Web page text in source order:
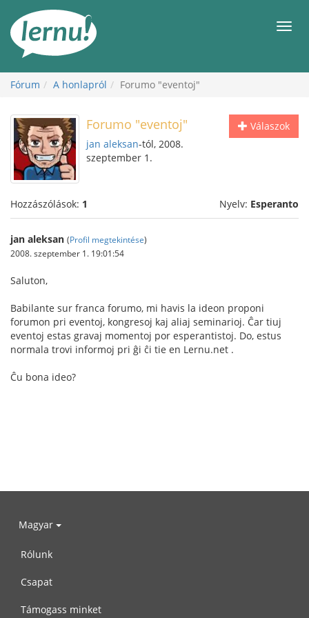
Fórum A honlapról Forumo "eventoj"
Válaszok
Forumo "eventoj"
jan aleksan-tól, 2008.
szeptember 1.
Hozzászólások: 1 Nyelv: Esperanto
jan aleksan (Profil megtekintése)
2008. szeptember 1. 19:01:54
Saluton,
Babilante sur franca forumo, mi havis la ideon proponi
forumon pri eventoj, kongresoj kaj aliaj seminarioj. Ĉar tiuj
eventoj estas gravaj momentoj por esperantistoj. Do, estus
normala trovi informoj pri ĝi ĉi tie en Lernu.net .
Ĉu bona ideo?
Magyar
Rólunk
Csapat
Támogass minket